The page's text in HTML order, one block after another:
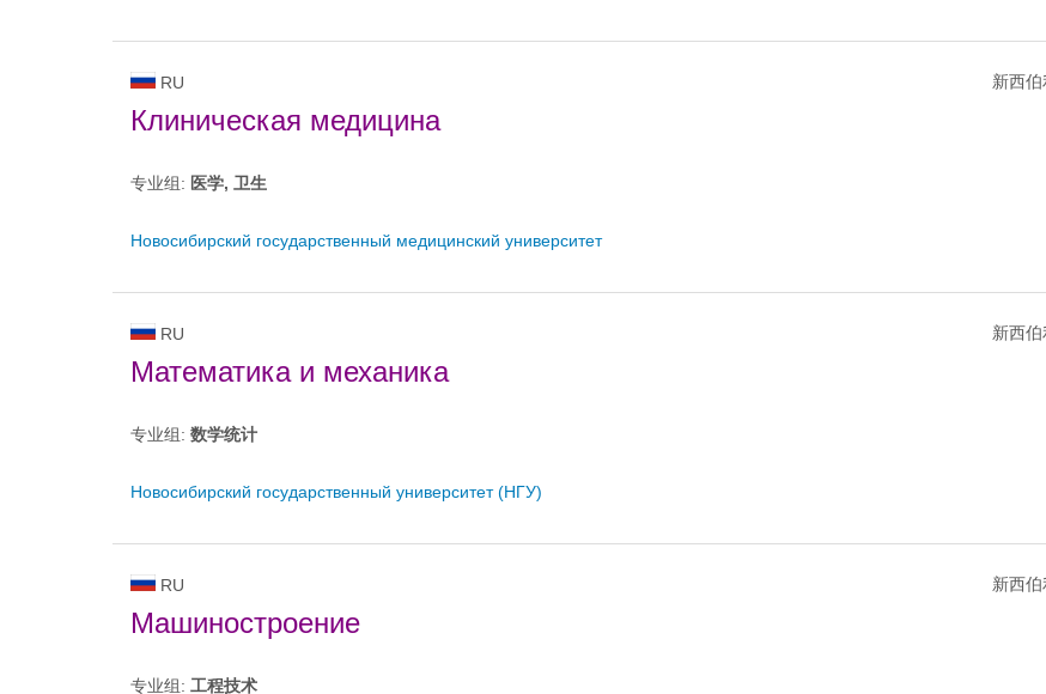
RU 新西
Клиническая медицина
专业组: 医学, 卫生
Новосибирский государственный медицинский университет
RU 新西
Математика и механика
专业组: 数学统计
Новосибирский государственный университет (НГУ)
RU 新西
Машиностроение
专业组: 工程技术